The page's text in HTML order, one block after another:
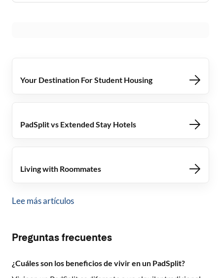
Your Destination For Student Housing
PadSplit vs Extended Stay Hotels
Living with Roommates
Lee más artículos
Preguntas frecuentes
¿Cuáles son los beneficios de vivir en un PadSplit?